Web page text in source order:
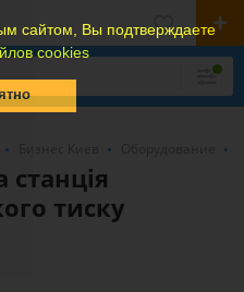
сайтом, Вы подтверждаете
cookies
тиску